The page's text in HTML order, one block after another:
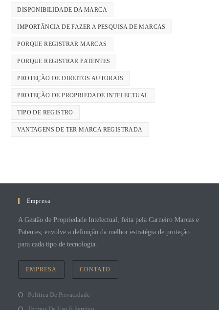
DISPONIBILIDADE DA MARCA
IMPORTÂNCIA DE FAZER A PESQUISA DE MARCAS
PORQUE REGISTRAR MARCAS
PORQUE REGISTRAR PATENTES
PROTEÇÃO DE DIREITOS AUTORAIS
PROTEÇÃO DE PROPRIEDADE INTELECTUAL
TIPO DE REGISTRO
VANTAGENS DE TER MARCA REGISTRADA
Empresa
A Gestão de Propriedade Intelectual, feita pela Carneiro Marcas e
Patentes, envolve a definição da melhor estratégia de proteção
para cada tipo de tecnologia.
EMPRESA CONTATO
Política De Privacidade